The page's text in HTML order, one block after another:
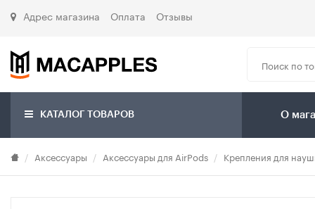
Адрес магазина Оплата Отзывы
КАТАЛОГ ТОВАРОВ О
Аксессуары Аксессуары для AirPods Крепления для